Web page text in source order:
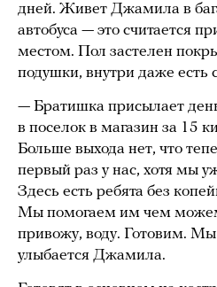
дней. Живет Джамила в
автобуса — это считается
местом. Пол застелен
подушки, внутри даже есть
— Братишка присылает
в поселок в магазин за 15
Больше выхода нет, что
первый раз у нас, хотя мы
Здесь есть ребята без
Мы помогаем им чем
привожу, воду. Готовим.
улыбается Джамила.